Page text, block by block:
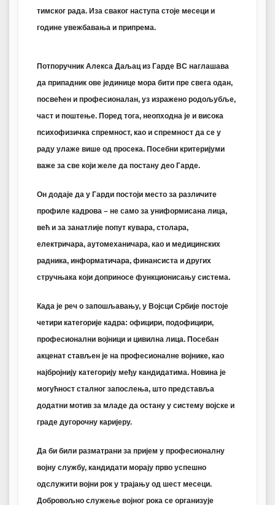
тимског рада. Иза сваког наступа стоје месеци и
године увежбавања и припрема.
Потпоручник Алекса Даљац из Гарде ВС наглашава
да припадник ове јединице мора бити пре свега одан,
посвећен и професионалан, уз изражено родољубље,
част и поштење. Поред тога, неопходна је и висока
психофизичка спремност, као и спремност да се у
раду улаже више од просека. Посебни критеријуми
важе за све који желе да постану део Гарде.
Он додаје да у Гарди постоји место за различите
профиле кадрова – не само за униформисана лица,
већ и за занатлије попут кувара, столара,
електричара, аутомеханичара, као и медицинских
радника, информатичара, финансиста и других
стручњака који доприносе функционисању система.
Када је реч о запошљавању, у Војсци Србије постоје
четири категорије кадра: официри, подофицири,
професионални војници и цивилна лица. Посебан
акценат стављен је на професионалне војнике, као
најбројнију категорију међу кандидатима. Новина је
могућност сталног запослења, што представља
додатни мотив за младе да остану у систему војске и
граде дугорочну каријеру.
Да би били разматрани за пријем у професионалну
војну службу, кандидати морају прво успешно
одслужити војни рок у трајању од шест месеци.
Добровољно служење војног рока се организује